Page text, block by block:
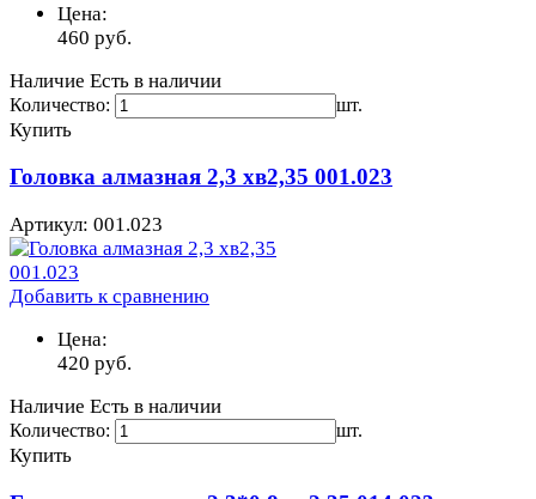
Цена:
460 руб.
Наличие Есть в наличии
Количество: шт.
Купить
Головка алмазная 2,3 хв2,35 001.023
Артикул: 001.023
Добавить к сравнению
Цена:
420 руб.
Наличие Есть в наличии
Количество: шт.
Купить